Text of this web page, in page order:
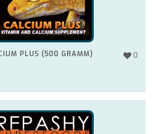
0
PLUS (500 GRAMM)